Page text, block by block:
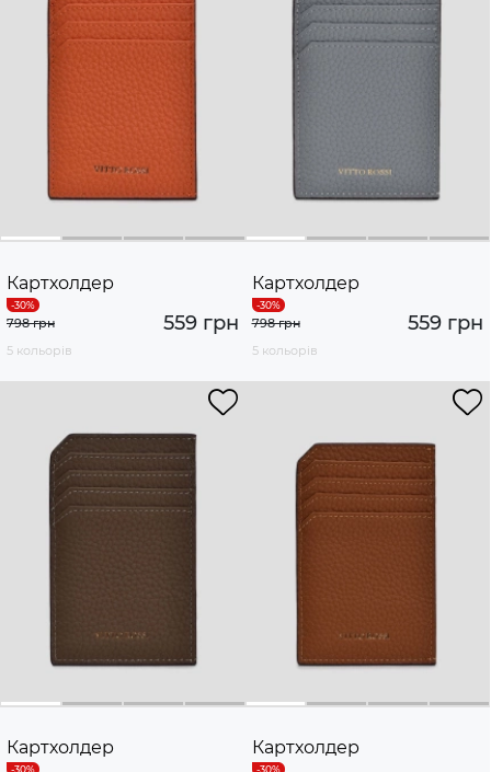
Картхолдер
559 грн
798 грн
5 кольорів
Картхолдер
559 грн
798 грн
5 кольорів
Картхолдер Картхолдер